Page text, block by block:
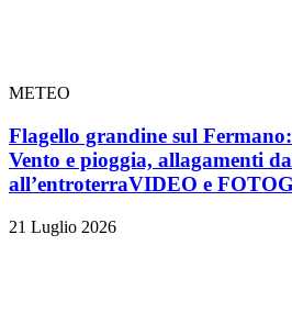
METEO
Flagello grandine sul
Vento e pioggia, allagamenti
all’entroterraVIDEO e
21 Luglio 2026